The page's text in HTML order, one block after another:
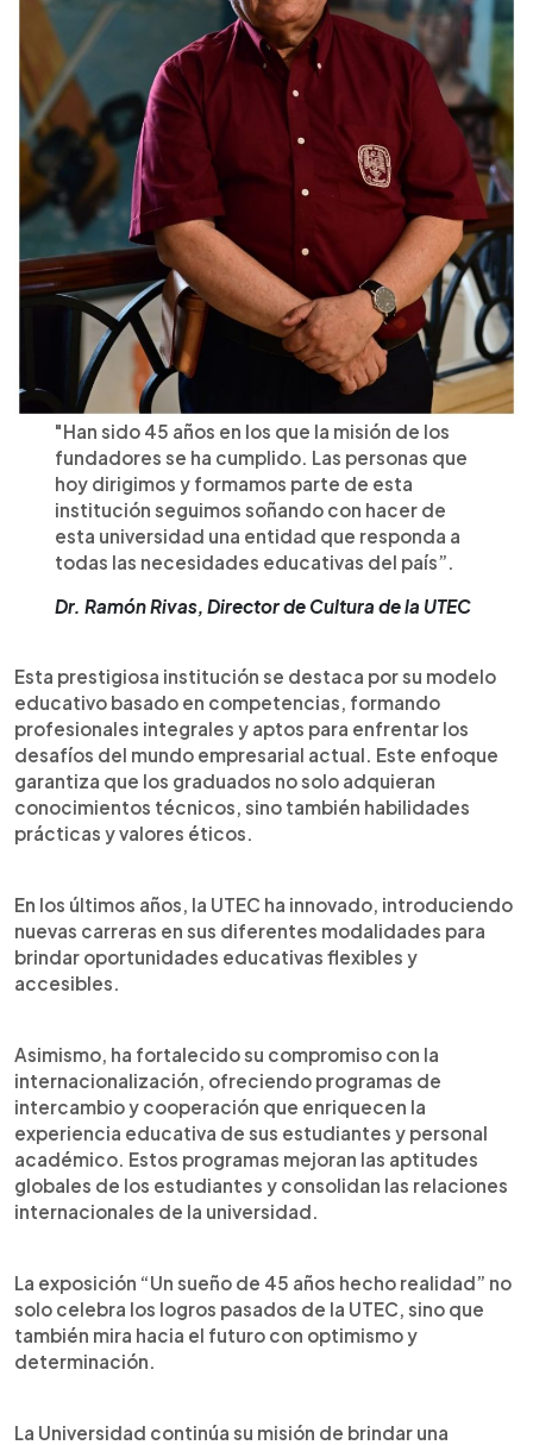
"Han sido 45 años en los que la misión de los
fundadores se ha cumplido. Las personas que
hoy dirigimos y formamos parte de esta
institución seguimos soñando con hacer de
esta universidad una entidad que responda a
todas las necesidades educativas del país”.
Dr. Ramón Rivas, Director de Cultura de la UTEC
Esta prestigiosa institución se destaca por su modelo
educativo basado en competencias, formando
profesionales integrales y aptos para enfrentar los
desafíos del mundo empresarial actual. Este enfoque
garantiza que los graduados no solo adquieran
conocimientos técnicos, sino también habilidades
prácticas y valores éticos.
En los últimos años, la UTEC ha innovado, introduciendo
nuevas carreras en sus diferentes modalidades para
brindar oportunidades educativas flexibles y
accesibles.
Asimismo, ha fortalecido su compromiso con la
internacionalización, ofreciendo programas de
intercambio y cooperación que enriquecen la
experiencia educativa de sus estudiantes y personal
académico. Estos programas mejoran las aptitudes
globales de los estudiantes y consolidan las relaciones
internacionales de la universidad.
La exposición “Un sueño de 45 años hecho realidad” no
solo celebra los logros pasados de la UTEC, sino que
también mira hacia el futuro con optimismo y
determinación.
La Universidad continúa su misión de brindar una